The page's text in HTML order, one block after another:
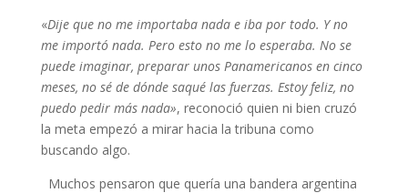
«Dije que no me importaba nada e iba por todo. Y no
me importó nada. Pero esto no me lo esperaba. No se
puede imaginar, preparar unos Panamericanos en cinco
meses, no sé de dónde saqué las fuerzas. Estoy feliz, no
puedo pedir más nada», reconoció quien ni bien cruzó
la meta empezó a mirar hacia la tribuna como
buscando algo.
Muchos pensaron que quería una bandera argentina